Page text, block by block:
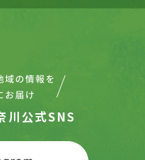
川公式SNS